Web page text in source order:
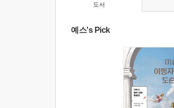
도서
예스's Pick